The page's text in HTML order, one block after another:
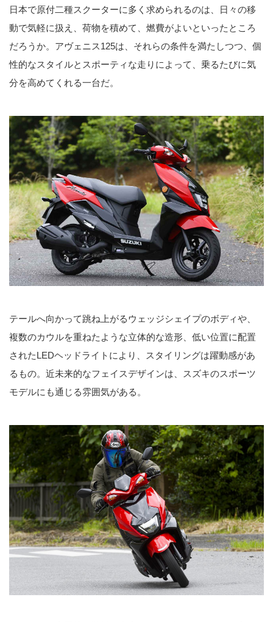
日本で原付二種スクーターに多く求められるのは、日々の移
動で気軽に扱え、荷物を積めて、燃費がよいといったところ
だろうか。アヴェニス125は、それらの条件を満たしつつ、個
性的なスタイルとスポーティな走りによって、乗るたびに気
分を高めてくれる一台だ。
テールへ向かって跳ね上がるウェッジシェイプのボディや、
複数のカウルを重ねたような立体的な造形、低い位置に配置
されたLEDヘッドライトにより、スタイリングは躍動感があ
るもの。近未来的なフェイスデザインは、スズキのスポーツ
モデルにも通じる雰囲気がある。